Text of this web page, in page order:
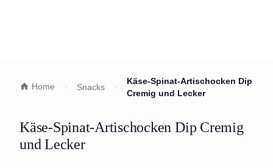
Home Snacks
Käse-Spinat-Artischocken Dip
Cremig und Lecker
Käse-Spinat-Artischocken Dip Cremig
und Lecker